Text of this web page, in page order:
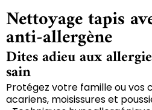
Nettoyage tapis
anti-allergène
Dites adieu aux
sain
Protégez votre famille ou vos
acariens, moisissures et